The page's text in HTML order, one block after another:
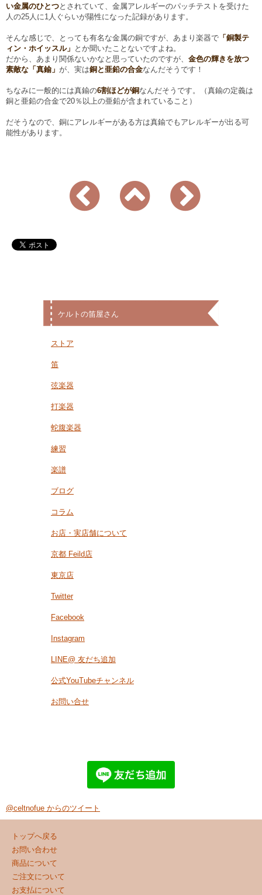
い金属のひとつとされていて、金属アレルギーのパッチテストを受けた
人の25人に1人ぐらいが陽性になった記録があります。
そんな感じで、とっても有名な金属の銅ですが、あまり楽器で 「銅製テ
ィン・ホイッスル」 とか聞いたことないですよね。
だから、あまり関係ないかなと思っていたのですが、 金色の輝きを放つ
素敵な「真鍮」 が、実は銅と亜鉛の合金なんだそうです！
ちなみに一般的には真鍮の6割ほどが銅なんだそうです。（真鍮の定義は
銅と亜鉛の合金で20％以上の亜鉛が含まれていること）
だそうなので、銅にアレルギーがある方は真鍮でもアレルギーが出る可
能性があります。
ケルトの笛屋さん
ストア
笛
弦楽器
打楽器
蛇腹楽器
練習
楽譜
ブログ
コラム
お店・実店舗について
京都 Feild店
東京店
Twitter
Facebook
Instagram
LINE@ 友だち追加
公式YouTubeチャンネル
お問い合せ
@celtnofue からのツイート
トップへ戻る
お問い合わせ
商品について
ご注文について
お支払について